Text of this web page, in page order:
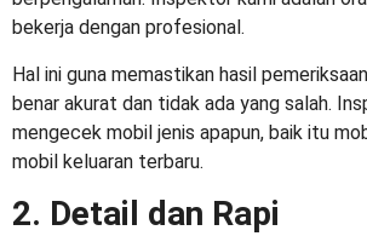
bekerja dengan profesional.
Hal ini guna memastikan hasil
benar akurat dan tidak ada yang salah.
mengecek mobil jenis apapun, baik itu
mobil keluaran terbaru.
2. Detail dan Rapi